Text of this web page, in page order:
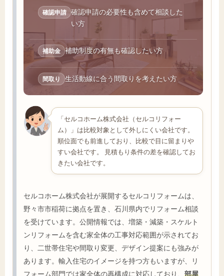
確認申請 確認申請の必要性も含めて相談した
い方
補助金 補助制度の有無も確認したい方
間取り 生活動線に合う間取りを考えたい方
「セルコホーム株式会社（セルコリフォー
ム）」は比較対象として外しにくい会社です。
順位面でも前進しており、比較で目に留まりや
すい会社です。 見積もり条件の差を確認してお
きたい会社です。
セルコホーム株式会社が展開するセルコリフォームは、
野々市市稲荷に拠点を置き、石川県内でリフォーム相談
を受けています。公開情報では、増築・減築・スケルト
ンリフォームを含む家全体の工事対応範囲が示されてお
り、二世帯住宅や間取り変更、デザイン提案にも強みが
あります。輸入住宅のイメージを持つ方もいますが、リ
フォーム部門では家全体の再構成に対応しており、 部屋